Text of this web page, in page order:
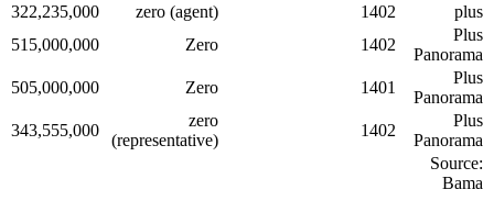
plus
1402
zero (agent)
322,235,000
Plus
Panorama
1402
Zero
515,000,000
Plus
Panorama
1401
Zero
505,000,000
Plus
Panorama
1402
zero
(representative)
343,555,000
Source:
Bama